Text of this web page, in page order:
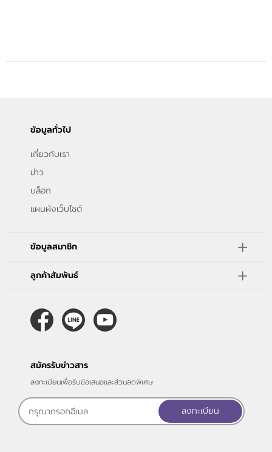
ข้อมูลทั่วไป
เกี่ยวกับเรา
ข่าว
บล็อก
แผนผังเว็บไซต์
ข้อมูลสมาชิก
ลูกค้าสัมพันธ์
สมัครรับข่าวสาร
ลงทะเบียนเพื่อรับข้อเสนอและส่วนลดพิเศษ
ลงทะเบียน